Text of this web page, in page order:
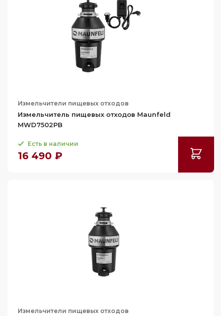
Измельчители пищевых отходов
Измельчитель пищевых отходов Maunfeld
MWD7502PB
Есть в наличии
16 490 ₽
Измельчители пищевых отходов